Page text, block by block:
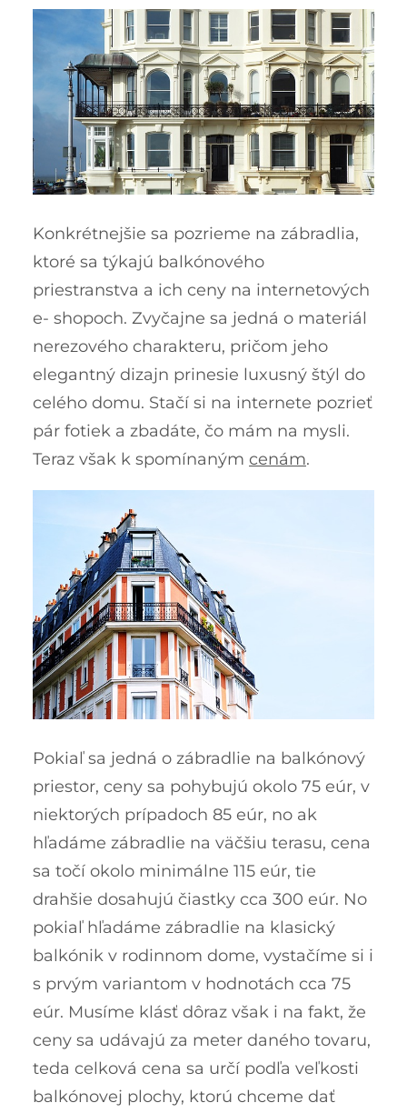
Konkrétnejšie sa pozrieme na zábradlia,
ktoré sa týkajú balkónového
priestranstva a ich ceny na internetových
e- shopoch. Zvyčajne sa jedná o materiál
nerezového charakteru, pričom jeho
elegantný dizajn prinesie luxusný štýl do
celého domu. Stačí si na internete pozrieť
pár fotiek a zbadáte, čo mám na mysli.
Teraz však k spomínaným cenám.
Pokiaľ sa jedná o zábradlie na balkónový
priestor, ceny sa pohybujú okolo 75 eúr, v
niektorých prípadoch 85 eúr, no ak
hľadáme zábradlie na väčšiu terasu, cena
sa točí okolo minimálne 115 eúr, tie
drahšie dosahujú čiastky cca 300 eúr. No
pokiaľ hľadáme zábradlie na klasický
balkónik v rodinnom dome, vystačíme si i
s prvým variantom v hodnotách cca 75
eúr. Musíme klásť dôraz však i na fakt, že
ceny sa udávajú za meter daného tovaru,
teda celková cena sa určí podľa veľkosti
balkónovej plochy, ktorú chceme dať